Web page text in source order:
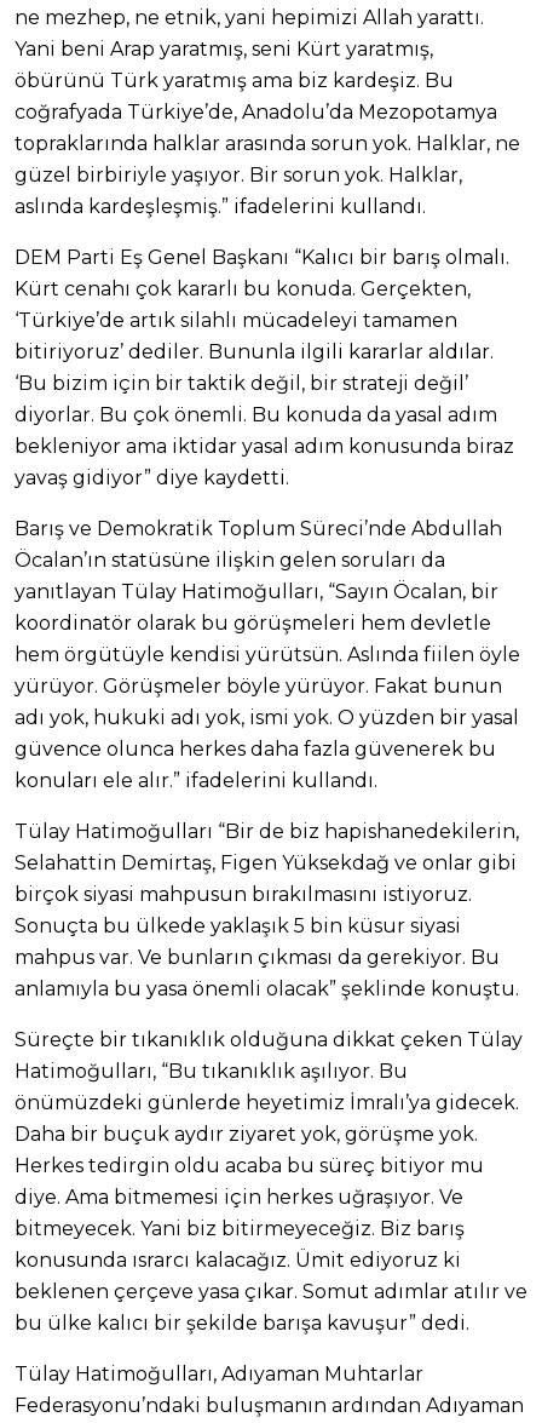
ne mezhep, ne etnik, yani hepimizi Allah yarattı.
Yani beni Arap yaratmış, seni Kürt yaratmış,
öbürünü Türk yaratmış ama biz kardeşiz. Bu
coğrafyada Türkiye’de, Anadolu’da Mezopotamya
topraklarında halklar arasında sorun yok. Halklar, ne
güzel birbiriyle yaşıyor. Bir sorun yok. Halklar,
aslında kardeşleşmiş.” ifadelerini kullandı.
DEM Parti Eş Genel Başkanı “Kalıcı bir barış olmalı.
Kürt cenahı çok kararlı bu konuda. Gerçekten,
‘Türkiye’de artık silahlı mücadeleyi tamamen
bitiriyoruz’ dediler. Bununla ilgili kararlar aldılar.
‘Bu bizim için bir taktik değil, bir strateji değil’
diyorlar. Bu çok önemli. Bu konuda da yasal adım
bekleniyor ama iktidar yasal adım konusunda biraz
yavaş gidiyor” diye kaydetti.
Barış ve Demokratik Toplum Süreci’nde Abdullah
Öcalan’ın statüsüne ilişkin gelen soruları da
yanıtlayan Tülay Hatimoğulları, “Sayın Öcalan, bir
koordinatör olarak bu görüşmeleri hem devletle
hem örgütüyle kendisi yürütsün. Aslında fiilen öyle
yürüyor. Görüşmeler böyle yürüyor. Fakat bunun
adı yok, hukuki adı yok, ismi yok. O yüzden bir yasal
güvence olunca herkes daha fazla güvenerek bu
konuları ele alır.” ifadelerini kullandı.
Tülay Hatimoğulları “Bir de biz hapishanedekilerin,
Selahattin Demirtaş, Figen Yüksekdağ ve onlar gibi
birçok siyasi mahpusun bırakılmasını istiyoruz.
Sonuçta bu ülkede yaklaşık 5 bin küsur siyasi
mahpus var. Ve bunların çıkması da gerekiyor. Bu
anlamıyla bu yasa önemli olacak” şeklinde konuştu.
Süreçte bir tıkanıklık olduğuna dikkat çeken Tülay
Hatimoğulları, “Bu tıkanıklık aşılıyor. Bu
önümüzdeki günlerde heyetimiz İmralı’ya gidecek.
Daha bir buçuk aydır ziyaret yok, görüşme yok.
Herkes tedirgin oldu acaba bu süreç bitiyor mu
diye. Ama bitmemesi için herkes uğraşıyor. Ve
bitmeyecek. Yani biz bitirmeyeceğiz. Biz barış
konusunda ısrarcı kalacağız. Ümit ediyoruz ki
beklenen çerçeve yasa çıkar. Somut adımlar atılır ve
bu ülke kalıcı bir şekilde barışa kavuşur” dedi.
Tülay Hatimoğulları, Adıyaman Muhtarlar
Federasyonu’ndaki buluşmanın ardından Adıyaman